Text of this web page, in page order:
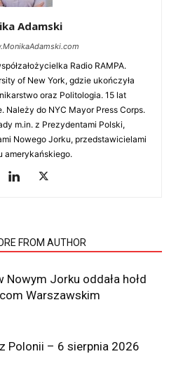
Adamski
Radio RAMPA.
of New York, gdzie ukończyła
oraz Politologia. 15 lat
do NYC Mayor Press Corps.
m.in. z Prezydentami Polski,
Nowego Jorku, przedstawicielami
amerykańskiego.
FROM AUTHOR
Nowym Jorku oddała hołd
Warszawskim
Polonii – 6 sierpnia 2026